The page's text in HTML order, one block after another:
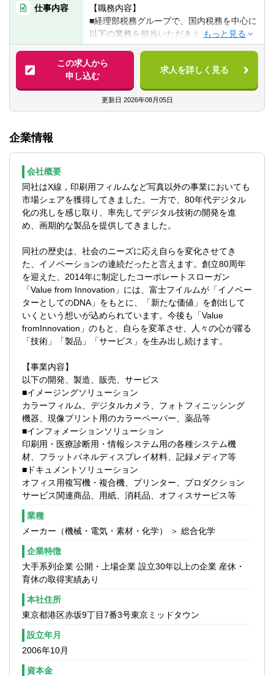
門性を軸に、単なる申告業務にとどまら
ず、経営判断に直結する税務論点への対応
や、グループ横断の課題解決に主体的に関
与できます。
＜具体的には＞
■グローバル展開する多様な事業を背景に、
国内税務の幅広く高度な論点に携われる
■M&Aや組織再編など、経営判断に直結する
テーマに深く関与できる
【歓迎経験・スキル】
■税務関連の資格(税理士/公認会計士)
【求める人物像】
■税務の専門性をベースに、事業視点を持っ
て課題解決に取り組める方
■関係部門や外部アドバイザーを巻き込み、
主体的にプロジェクトを推進できる方
極的にチャレンジできる方
仕事内容
【職務内容】
■経理部税務グループで、国内税務を中心に
以下の業務を担当いただきます。
※入社後、富士フイルムホールディングスへ
出向となります。
【具体的には】
■国内取引に係る税務論点の検討および対応
方針の立案
ドバイザリー
■税制改正への対応および新制度導入の推進
■組織再編・M&Aにおける税務論点整理、ス
トラクチャー検討、PMI支援
結するプロジェクトへの関与機会が豊富で
す
【仕事の魅力】
■富士フイルムグループの成長戦略（グロー
バル投資・事業再編・M&A）を税務の側面
から支えるポジションです。国内税務の専
門性を軸に、単なる申告業務にとどまら
与できます。
＜具体的には＞
■グローバル展開する多様な事業を背景に、
国内税務の幅広く高度な論点に携われる
■M&Aや組織再編など、経営判断に直結する
テーマに深く関与できる
■税務の専門性に加え、事業理解・プロジェ
クト推進力を高いレベルで習得可能
■将来的には、税務に限らず管理会計・資
金・決算など幅広いキャリア展開ができる
この求人から
申し込む
求人を詳しく見る
更新日 2026年08月05日
企業情報
会社概要
同社はX線，印刷用フィルムなど写真以外の事業においても
市場シェアを獲得してきました。一方で、80年代デジタル
化の兆しを感じ取り、率先してデジタル技術の開発を進
め、画期的な製品を提供してきました。
同社の歴史は、社会のニーズに応え自らを変化させてき
た、イノベーションの連続だったと言えます。創立80周年
を迎えた、2014年に制定したコーポレートスローガン
「Value from Innovation」には、富士フイルムが「イノベー
ターとしてのDNA」をもとに、「新たな価値」を創出して
いくという想いが込められています。今後も「Value
fromInnovation」のもと、自らを変革させ、人々の心が躍る
「技術」「製品」「サービス」を生み出し続けます。
【事業内容】
以下の開発、製造、販売、サービス
■イメージングソリューション
カラーフィルム、デジタルカメラ、フォトフィニッシング
機器、現像プリント用のカラーペーパー、薬品等
■インフォメーションソリューション
印刷用・医療診断用・情報システム用の各種システム機
材、フラットパネルディスプレイ材料、記録メディア等
■ドキュメントソリューション
オフィス用複写機・複合機、プリンター、プロダクション
サービス関連商品、用紙、消耗品、オフィスサービス等
業種
メーカー（機械・電気・素材・化学） ＞ 総合化学
企業特徴
大手系列企業 公開・上場企業 設立30年以上の企業 産休・
育休の取得実績あり
本社住所
東京都港区赤坂9丁目7番3号東京ミッドタウン
設立年月
2006年10月
資本金